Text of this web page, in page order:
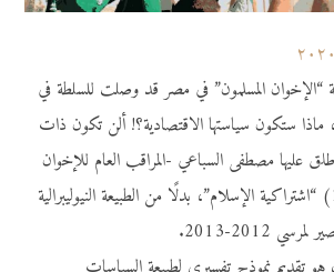
“الإخوان المسلمون” في مصر قد وصلت للسلطة في
ماذا ستكون سياستها الاقتصادية؟! ألن تكون ذات
عليها مصطفى السباعي -المراقب العام للإخوان
في سوريا- وقتها (1960) “اشتراكية الإسلام”، بدلًا من الطبيعة النيوليبرالية
2012-2013.